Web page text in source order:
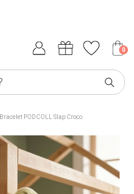
0
Bracelet PODCOLL Slap Croco